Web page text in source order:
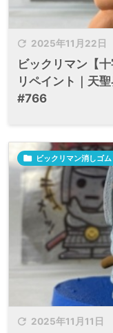
 2025年11月22日
ビックリマン【
リペイント｜天
#766
 2025年11月11日
 ビックリマン消しゴ